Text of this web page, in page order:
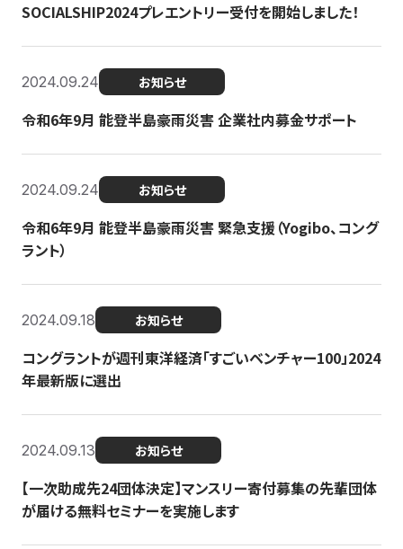
SOCIALSHIP2024プレエントリー受付を開始しました！
2024.09.24 お知らせ
令和6年9月 能登半島豪雨災害 企業社内募金サポート
2024.09.24 お知らせ
令和6年9月 能登半島豪雨災害 緊急支援（Yogibo、コング
ラント）
2024.09.18 お知らせ
コングラントが週刊東洋経済「すごいベンチャー100」2024
年最新版に選出
2024.09.13 お知らせ
【一次助成先24団体決定】マンスリー寄付募集の先輩団体
が届ける無料セミナーを実施します